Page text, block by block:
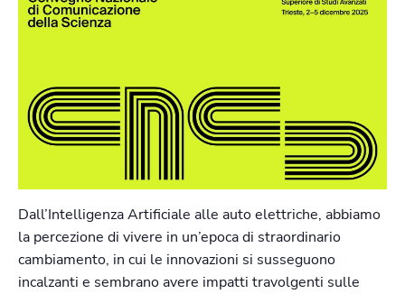
Dall’Intelligenza Artificiale alle auto elettriche, abbiamo
la percezione di vivere in un’epoca di straordinario
cambiamento, in cui le innovazioni si susseguono
incalzanti e sembrano avere impatti travolgenti sulle